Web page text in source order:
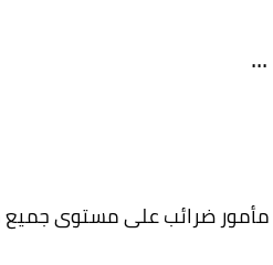
...